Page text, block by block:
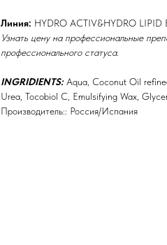
Линия: HYDRO ACTIV&HYDRO LIPID
Узнать цену на профессиональные
профессионального статуса.
INGRIDIENTS: Aqua, Coconut Oil
Urea, Tocobiol C, Emulsifying Wax,
Производитель:: Россия/Испания